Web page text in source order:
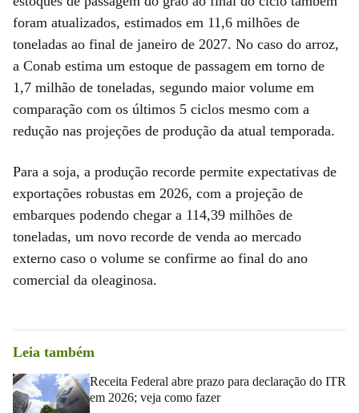
foram atualizados, estimados em 11,6 milhões de
toneladas ao final de janeiro de 2027. No caso do arroz,
a Conab estima um estoque de passagem em torno de
1,7 milhão de toneladas, segundo maior volume em
comparação com os últimos 5 ciclos mesmo com a
redução nas projeções de produção da atual temporada.
Para a soja, a produção recorde permite expectativas de
exportações robustas em 2026, com a projeção de
embarques podendo chegar a 114,39 milhões de
toneladas, um novo recorde de venda ao mercado
externo caso o volume se confirme ao final do ano
comercial da oleaginosa.
Leia também
Receita Federal abre prazo para declaração do ITR
em 2026; veja como fazer